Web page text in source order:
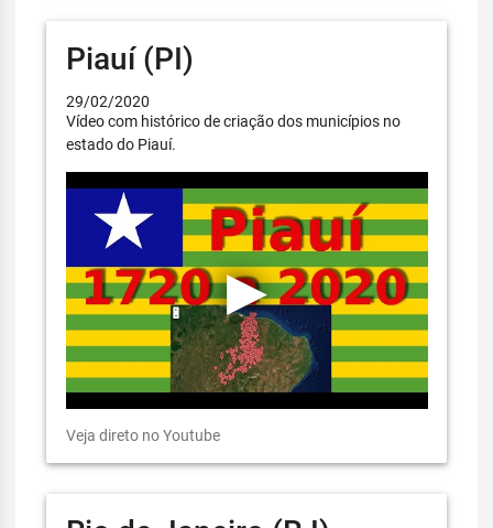
Piauí (PI)
29/02/2020
Vídeo com histórico de criação dos municípios no
estado do Piauí.
Veja direto no Youtube